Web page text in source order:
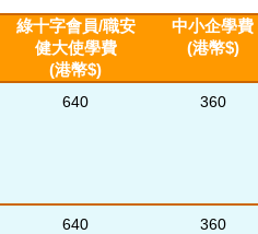
綠十字會員/職安
健大使學費
(港幣$)
中小企學費
(港幣$)
640 360
640 360